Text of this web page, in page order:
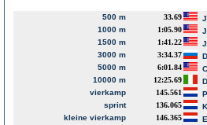
500 m 33.69
1000 m
1:05.90
1500 m
1:41.22
3000 m
3:34.37
5000 m
6:01.84
10000 m
12:25.69
vierkamp
145.561
sprint
136.065
kleine vierkamp
146.365